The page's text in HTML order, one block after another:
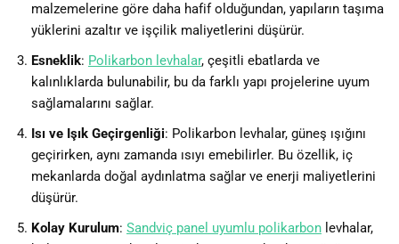
malzemelerine göre daha hafif olduğundan, yapıların taşıma
yüklerini azaltır ve işçilik maliyetlerini düşürür.
Esneklik: Polikarbon levhalar, çeşitli ebatlarda ve
kalınlıklarda bulunabilir, bu da farklı yapı projelerine uyum
sağlamalarını sağlar.
Isı ve Işık Geçirgenliği: Polikarbon levhalar, güneş ışığını
geçirirken, aynı zamanda ısıyı emebilirler. Bu özellik, iç
mekanlarda doğal aydınlatma sağlar ve enerji maliyetlerini
düşürür.
Kolay Kurulum: Sandviç panel uyumlu polikarbon levhalar,